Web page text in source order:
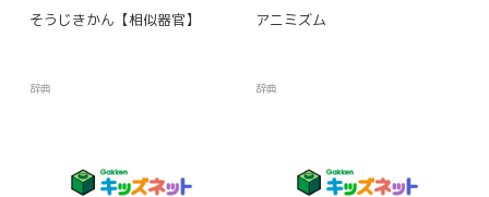
そうじきかん【相似器官】
辞典
アニミズム
辞典